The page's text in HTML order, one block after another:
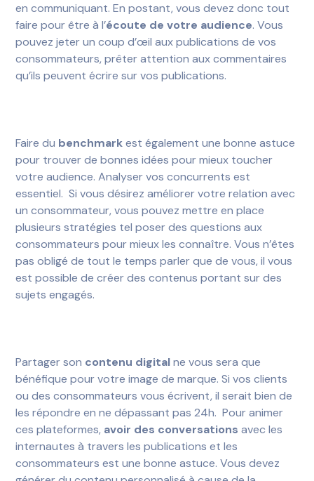
en communiquant. En postant, vous devez donc tout
faire pour être à l’écoute de votre audience. Vous
pouvez jeter un coup d’œil aux publications de vos
consommateurs, prêter attention aux commentaires
qu’ils peuvent écrire sur vos publications.
Faire du benchmarkest également une bonne astuce
pour trouver de bonnes idées pour mieux toucher
votre audience. Analyser vos concurrents est
essentiel. Si vous désirez améliorer votre relation avec
un consommateur, vous pouvez mettre en place
plusieurs stratégies tel poser des questions aux
consommateurs pour mieux les connaître. Vous n’êtes
pas obligé de tout le temps parler que de vous, il vous
est possible de créer des contenus portant sur des
sujets engagés.
Partager son contenu digitalne vous sera que
bénéfique pour votre image de marque. Si vos clients
ou des consommateurs vous écrivent, il serait bien de
les répondre en ne dépassant pas 24h. Pour animer
ces plateformes, avoir des conversationsavec les
internautes à travers les publications et les
consommateurs est une bonne astuce. Vous devez